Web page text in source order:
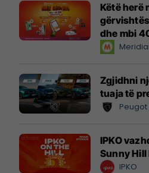
Këtë herë
dhe mbi
instant!
Zgjidhni
tuaja të
IPKO
Sunny
IPKO